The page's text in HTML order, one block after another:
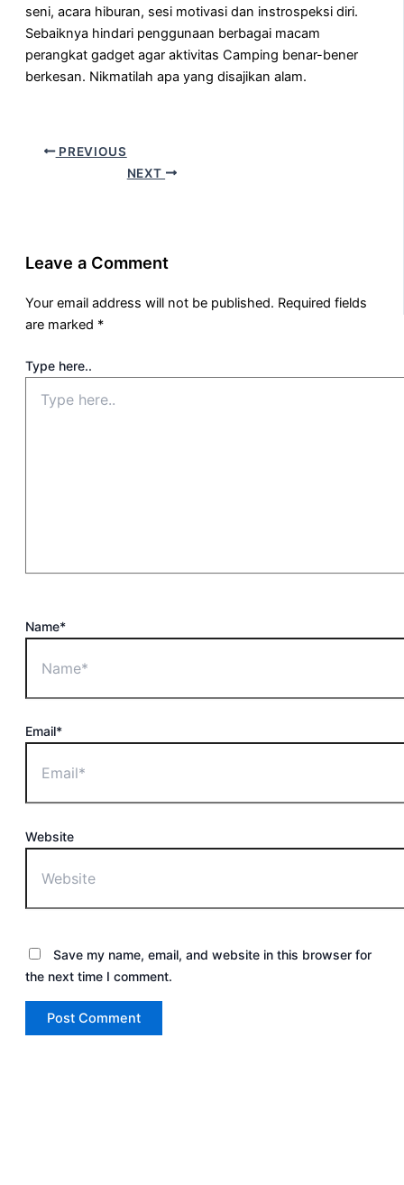
seni, acara hiburan, sesi motivasi dan instrospeksi diri.
Sebaiknya hindari penggunaan berbagai macam
perangkat gadget agar aktivitas Camping benar-bener
berkesan. Nikmatilah apa yang disajikan alam.
PREVIOUS
NEXT
Leave a Comment
Your email address will not be published. Required fields
are marked *
Type here..
Name*
Email*
Website
Save my name, email, and website in this browser for
the next time I comment.